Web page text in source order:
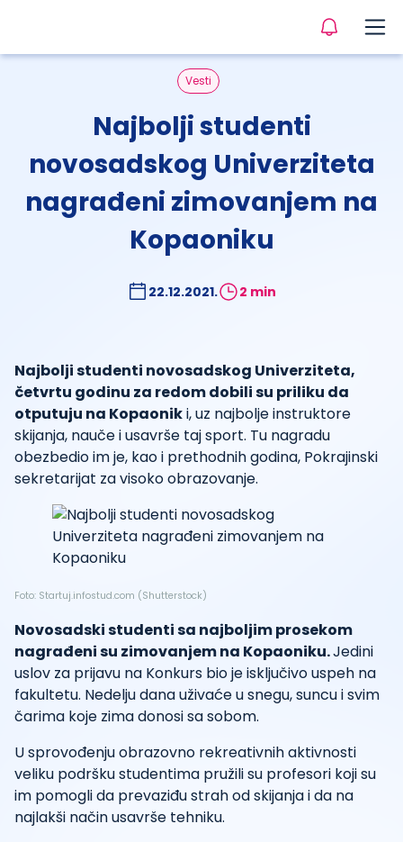
Vesti
Najbolji studenti
novosadskog Univerziteta
nagrađeni zimovanjem na
Kopaoniku
22.12.2021. 2 min
Najbolji studenti novosadskog Univerziteta,
četvrtu godinu za redom dobili su priliku da
otputuju na Kopaoniki, uz najbolje instruktore
skijanja, nauče i usavrše taj sport. Tu nagradu
obezbedio im je, kao i prethodnih godina, Pokrajinski
sekretarijat za visoko obrazovanje.
Foto: Startuj.infostud.com (Shutterstock)
Novosadski studenti sa najboljim prosekom
nagrađeni su zimovanjem na Kopaoniku.Jedini
uslov za prijavu na Konkurs bio je isključivo uspeh na
fakultetu. Nedelju dana uživaće u snegu, suncu i svim
čarima koje zima donosi sa sobom.
U sprovođenju obrazovno rekreativnih aktivnosti
veliku podršku studentima pružili su profesori koji su
im pomogli da prevaziđu strah od skijanja i da na
najlakši način usavrše tehniku.